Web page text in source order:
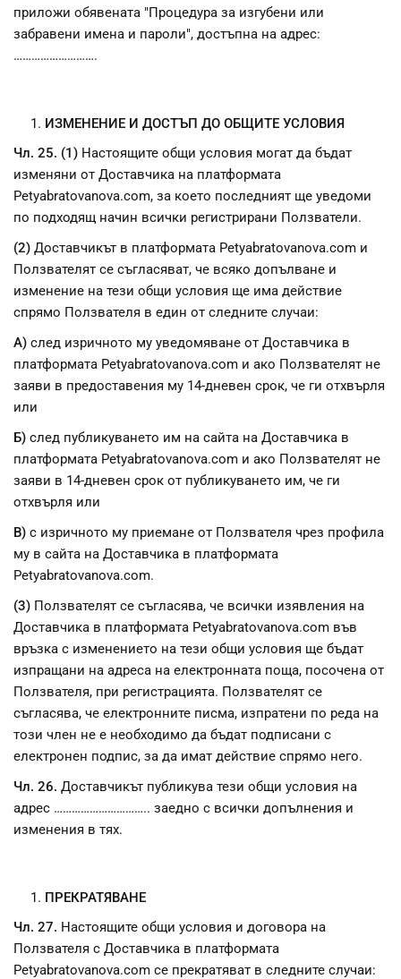
приложи обявената "Процедура за изгубени или
забравени имена и пароли", достъпна на адрес:
……………………….
ИЗМЕНЕНИЕ И ДОСТЪП ДО ОБЩИТЕ УСЛОВИЯ
Чл. 25. (1) Настоящите общи условия могат да бъдат
изменяни от Доставчика на платформата
Petyabratovanova.com, за което последният ще уведоми
по подходящ начин всички регистрирани Ползватели.
(2) Доставчикът в платформата Petyabratovanova.com и
Ползвателят се съгласяват, че всяко допълване и
изменение на тези общи условия ще има действие
спрямо Ползвателя в един от следните случаи:
А) след изричното му уведомяване от Доставчика в
платформата Petyabratovanova.com и ако Ползвателят не
заяви в предоставения му 14-дневен срок, че ги отхвърля
или
Б) след публикуването им на сайта на Доставчика в
платформата Petyabratovanova.com и ако Ползвателят не
заяви в 14-дневен срок от публикуването им, че ги
отхвърля или
В) с изричното му приемане от Ползвателя чрез профила
му в сайта на Доставчика в платформата
Petyabratovanova.com.
(3) Ползвателят се съгласява, че всички изявления на
Доставчика в платформата Petyabratovanova.com във
връзка с изменението на тези общи условия ще бъдат
изпращани на адреса на електронната поща, посочена от
Ползвателя, при регистрацията. Ползвателят се
съгласява, че електронните писма, изпратени по реда на
този член не е необходимо да бъдат подписани с
електронен подпис, за да имат действие спрямо него.
Чл. 26. Доставчикът публикува тези общи условия на
адрес ………………………….. заедно с всички допълнения и
изменения в тях.
ПРЕКРАТЯВАНЕ
Чл. 27. Настоящите общи условия и договора на
Ползвателя с Доставчика в платформата
Petyabratovanova.com се прекратяват в следните случаи: